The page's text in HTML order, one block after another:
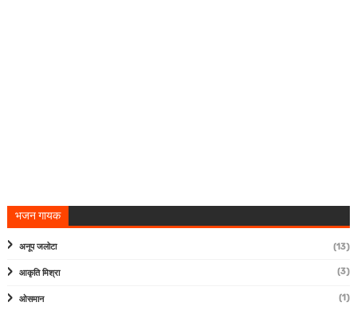
भजन गायक
अनूप जलोटा (13)
आकृति मिश्रा (3)
ओसमान (1)